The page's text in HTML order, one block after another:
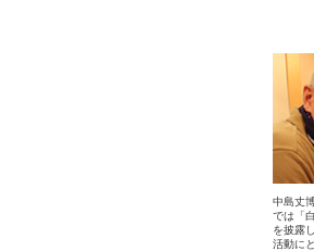
中島丈
では「
を披露
活動に